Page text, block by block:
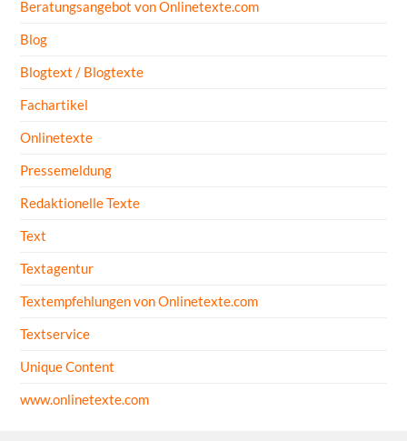
Beratungsangebot von Onlinetexte.com
Blog
Blogtext / Blogtexte
Fachartikel
Onlinetexte
Pressemeldung
Redaktionelle Texte
Text
Textagentur
Textempfehlungen von Onlinetexte.com
Textservice
Unique Content
www.onlinetexte.com